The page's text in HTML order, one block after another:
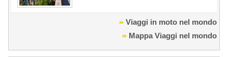
Viaggi in moto nel mondo
Mappa Viaggi nel mondo